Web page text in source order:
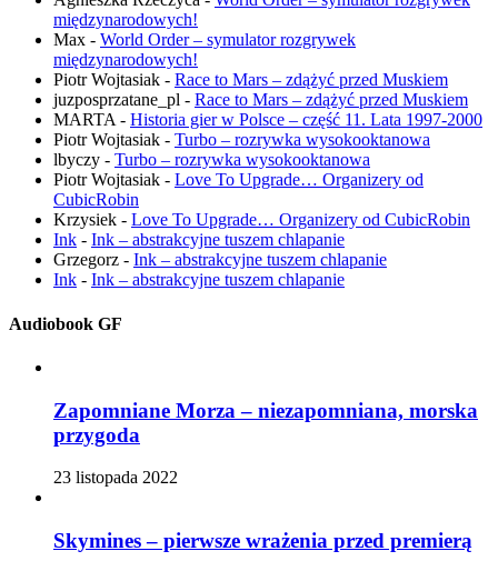
międzynarodowych!
Max - World Order – symulator rozgrywek
międzynarodowych!
Piotr Wojtasiak - Race to Mars – zdążyć przed Muskiem
juzposprzatane_pl - Race to Mars – zdążyć przed Muskiem
MARTA - Historia gier w Polsce – część 11. Lata 1997-2000
Piotr Wojtasiak - Turbo – rozrywka wysokooktanowa
lbyczy - Turbo – rozrywka wysokooktanowa
Piotr Wojtasiak - Love To Upgrade… Organizery od
CubicRobin
Krzysiek - Love To Upgrade… Organizery od CubicRobin
Ink - Ink – abstrakcyjne tuszem chlapanie
Grzegorz - Ink – abstrakcyjne tuszem chlapanie
Ink - Ink – abstrakcyjne tuszem chlapanie
Audiobook GF
Zapomniane Morza – niezapomniana, morska
przygoda
23 listopada 2022
Skymines – pierwsze wrażenia przed premierą